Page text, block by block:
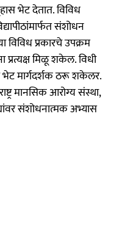
भेट देतात. विविध
संशोधन
विविध प्रकारचे उपक्रम
प्रत्यक्ष मिळू शकेल. विधी
भेट मार्गदर्शक ठरू शकेलर.
मानसिक आरोग्य संस्था,
संशोधनात्मक अभ्यास